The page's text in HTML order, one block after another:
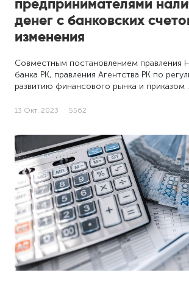
предпринимателями
денег с банковских
изменения
Совместным постановлением правления
банка РК, правления Агентства РК по
развитию финансового рынка и приказом
13 Окт, 2023 5562